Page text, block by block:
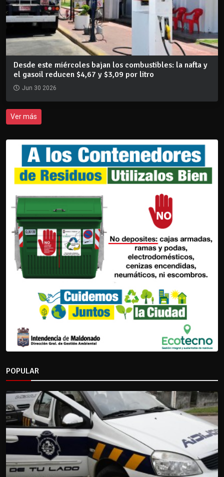
Desde este miércoles bajan los combustibles: la nafta y
el gasoil reducen $4,67 y $3,09 por litro
Jun 30 2026
Ver más
POPULAR